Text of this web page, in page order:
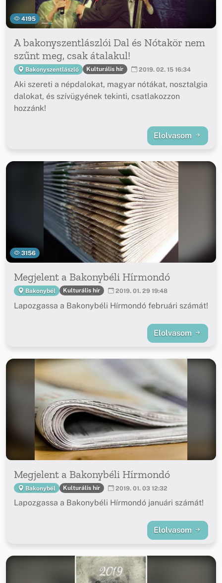
4195
A bakonyszentlászlói Dal és Nótakör nem
szűnt meg, csak átalakul!
Bakonyszentlászló Kulturális hír 2019. 02. 15 16:34
Aki szereti a népdalokat, magyar nótákat, nosztalgia
dalokat, és szívügyének tekinti, csatlakozzon
hozzánk!
Elolvasom
3156
Megjelent a Bakonybéli Hírmondó
Bakonybél Kulturális hír 2019. 01. 29 19:48
Lapozgassa a Bakonybéli Hírmondó februári számát!
Elolvasom
Megjelent a Bakonybéli Hírmondó
Bakonybél Kulturális hír 2019. 01. 03 12:32
Lapozgassa a Bakonybéli Hírmondó januári számát!
Elolvasom